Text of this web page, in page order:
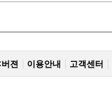
버젼 이용안내 고객센터